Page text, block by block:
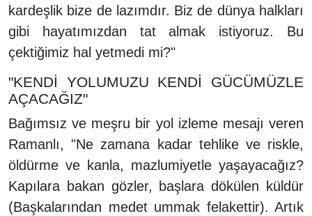
kardeşlik bize de lazımdır. Biz de dünya halkları
gibi hayatımızdan tat almak istiyoruz. Bu
çektiğimiz hal yetmedi mi?"
"KENDİ YOLUMUZU KENDİ GÜCÜMÜZLE
AÇACAĞIZ"
Bağımsız ve meşru bir yol izleme mesajı veren
Ramanlı, "Ne zamana kadar tehlike ve riskle,
öldürme ve kanla, mazlumiyetle yaşayacağız?
Kapılara bakan gözler, başlara dökülen küldür
(Başkalarından medet ummak felakettir). Artık